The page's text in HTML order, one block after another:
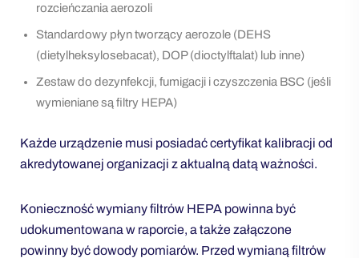
rozcieńczania aerozoli
Standardowy płyn tworzący aerozole (DEHS
(dietylheksylosebacat), DOP (dioctylftalat) lub inne)
Zestaw do dezynfekcji, fumigacji i czyszczenia BSC (jeśli
wymieniane są filtry HEPA)
Każde urządzenie musi posiadać certyfikat kalibracji od
akredytowanej organizacji z aktualną datą ważności.
Konieczność wymiany filtrów HEPA powinna być
udokumentowana w raporcie, a także załączone
powinny być dowody pomiarów. Przed wymianą filtrów